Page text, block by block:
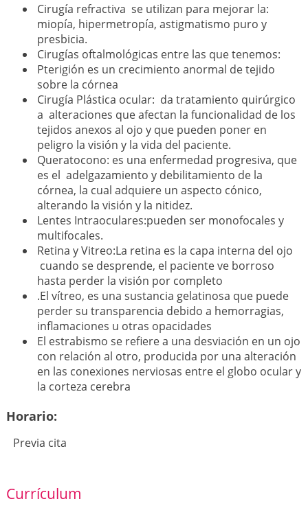
Cirugía refractiva se utilizan para mejorar la:
miopía, hipermetropía, astigmatismo puro y
presbicia.
Cirugías oftalmológicas entre las que tenemos:
Pterigión es un crecimiento anormal de tejido
sobre la córnea
Cirugía Plástica ocular: da tratamiento quirúrgico
a alteraciones que afectan la funcionalidad de los
tejidos anexos al ojo y que pueden poner en
peligro la visión y la vida del paciente.
Queratocono: es una enfermedad progresiva, que
es el adelgazamiento y debilitamiento de la
córnea, la cual adquiere un aspecto cónico,
alterando la visión y la nitidez.
Lentes Intraoculares:pueden ser monofocales y
multifocales.
Retina y Vitreo:La retina es la capa interna del ojo
cuando se desprende, el paciente ve borroso
hasta perder la visión por completo
.El vítreo, es una sustancia gelatinosa que puede
perder su transparencia debido a hemorragias,
inflamaciones u otras opacidades
El estrabismo se refiere a una desviación en un ojo
con relación al otro, producida por una alteración
en las conexiones nerviosas entre el globo ocular y
la corteza cerebra
Horario:
Previa cita
Currículum